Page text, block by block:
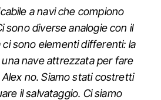
a navi che compiono
sono diverse analogie con il
ci sono elementi differenti: la
nave attrezzata per fare
no. Siamo stati costretti
il salvataggio. Ci siamo